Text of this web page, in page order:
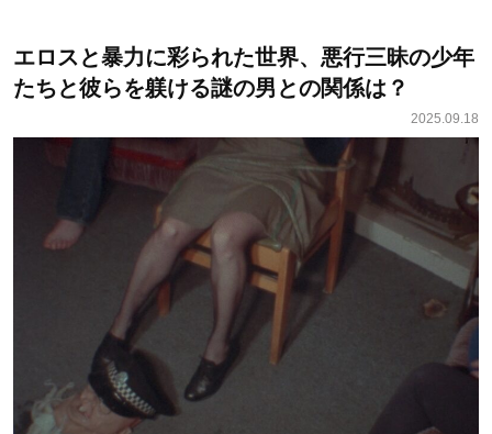
エロスと暴力に彩られた世界、悪行三昧の少年
たちと彼らを躾ける謎の男との関係は？
2025.09.18